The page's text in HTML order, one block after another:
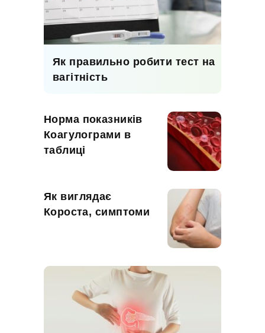
Як правильно робити тест на
вагітність
Норма показників
Коагулограми в
таблиці
Як виглядає
Короста, симптоми